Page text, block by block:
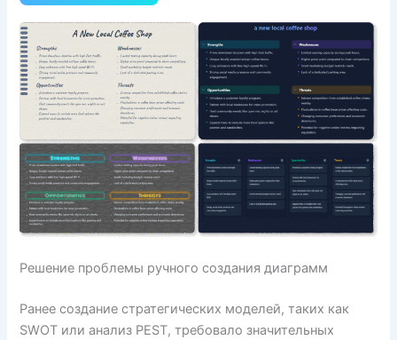
Решение проблемы ручного создания диаграмм
Ранее создание стратегических моделей, таких как
SWOT или анализ PEST, требовало значительных